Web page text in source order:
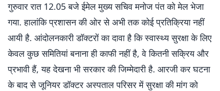
गुरुवार रात 12.05 बजे ईमेल मुख्य सचिव मनोज पंत को मेल भेजा
गया. हालांकि प्रशासन की ओर से अभी तक कोई प्रतिक्रिया नहीं
आयी है. आंदोलनकारी डॉक्टरों का दावा है कि स्वास्थ्य सुरक्षा के लिए
केवल कुछ समितियां बनाना ही काफी नहीं है, वे कितनी सक्रिय और
प्रभावी हैं, यह देखना भी सरकार की जिम्मेदारी है. आरजी कर घटना
के बाद से जूनियर डॉक्टर अस्पताल परिसर में सुरक्षा की मांग को